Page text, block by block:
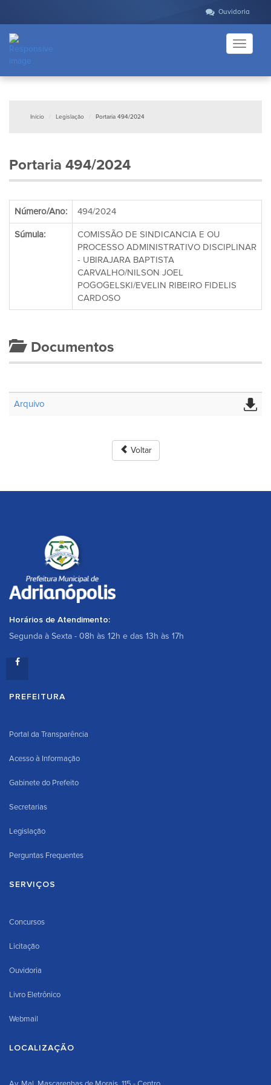
Ouvidoria
Toggle
Início Legislação Portaria 494/2024
Portaria 494/2024
Número/Ano: 494/2024
Súmula:
COMISSÃO DE SINDICANCIA E OU
PROCESSO ADMINISTRATIVO DISCIPLINAR
- UBIRAJARA BAPTISTA
CARVALHO/NILSON JOEL
POGOGELSKI/EVELIN RIBEIRO FIDELIS
CARDOSO
Documentos
Arquivo
Voltar
Horários de Atendimento:
Segunda à Sexta - 08h às 12h e das 13h às 17h
PREFEITURA
Portal da Transparência
Acesso à Informação
Gabinete do Prefeito
Secretarias
Legislação
Perguntas Frequentes
SERVIÇOS
Concursos
Licitação
Ouvidoria
Livro Eletrônico
Webmail
LOCALIZAÇÃO